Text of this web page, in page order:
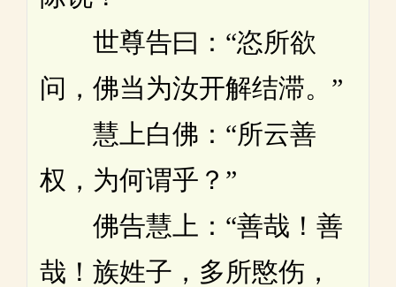
世尊告曰：“恣所欲
问，佛当为汝开解结滞。”
慧上白佛：“所云善
权，为何谓乎？”
佛告慧上：“善哉！善
哉！族姓子，多所愍伤，